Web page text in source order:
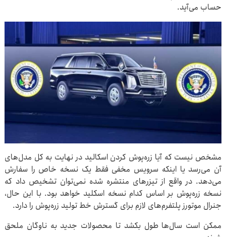
حساب می‌آید.
مشخص نیست که آیا زره‌پوش کردن اسکالید در نهایت به کل مدل‌های
آن می‌رسد یا اینکه سرویس مخفی فقط یک نسخه خاص را سفارش
می‌دهد. در واقع از تیزرهای منتشره شده نمی‌توان تشخیص داد که
نسخه زره‌پوش بر اساس کدام نسخه اسکلید خواهد بود. با این حال،
جنرال موتورز پلتفرم‌های لازم برای گسترش خط تولید زره‌پوش را دارد.
ممکن است سال‌ها طول بکشد تا محصولات جدید به ناوگان ملحق